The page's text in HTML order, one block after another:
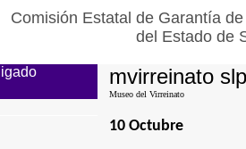
Comisión Estatal de Garantía
del Estado de
mvirreinato slp
Museo del Virreinato
10 Octubre